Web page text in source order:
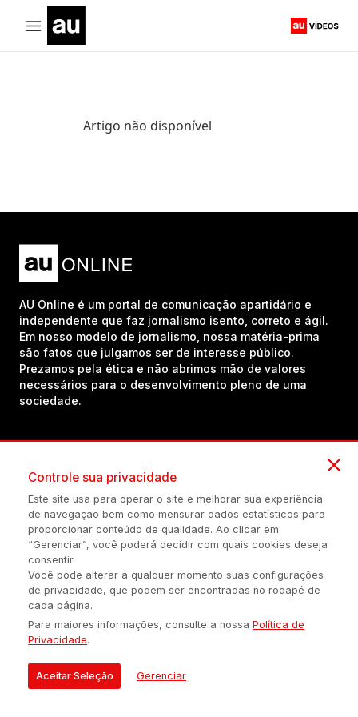
Artigo não disponível
AU Online é um portal de comunicação apartidário e
independente que faz jornalismo isento, correto e ágil.
Em nosso modelo de jornalismo, nossa matéria-prima
são fatos que julgamos ser de interesse público.
Prezamos pela ética e não abrimos mão de valores
necessários para o desenvolvimento pleno de uma
sociedade.
(54) 98434-8385
Política de privacidade Configuração de Cookies Quem Somos
É proibida a reprodução do conteúdo desta página em qualquer
meio de comunicação, eletrônico ou impreso, sem autorização
escrita de Auonline Comunicação Eireli.
© 2026 AUONLINE COMUNICAÇÃO EIRELI - CNPJ: 17.375.200/0001-
21
Controle sua privacidade
Este site usa para operar o site e melhorar sua experiência
de navegação bem como mensurar dados estatísticos para
proporcionar conteúdo de qualidade. Ao clicar em
“Gerenciar”, você poderá decidir com quais cookies deseja
consentir.
Você pode alterar a qualquer momento suas configurações
de privacidade, que podem ser encontradas no rodapé de
cada página.
Para maiores informações, consulte a nossaPolítica de
Privacidade.
Aceitar Seleção Gerenciar